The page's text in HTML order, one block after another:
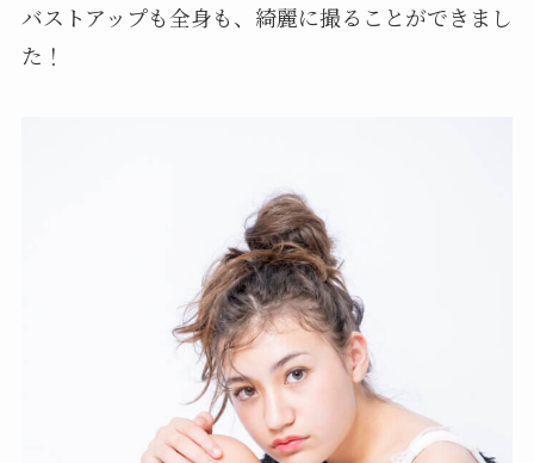
バストアップも全身も、綺麗に撮ることができまし
た！